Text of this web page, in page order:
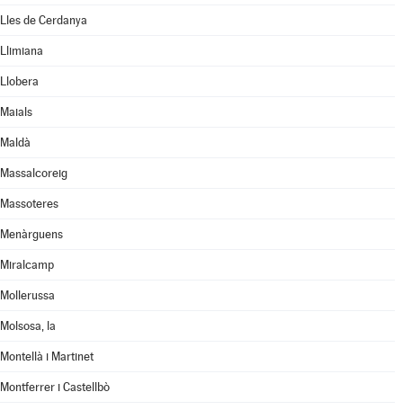
Lles de Cerdanya
Llimiana
Llobera
Maials
Maldà
Massalcoreig
Massoteres
Menàrguens
Miralcamp
Mollerussa
Molsosa, la
Montellà i Martinet
Montferrer i Castellbò